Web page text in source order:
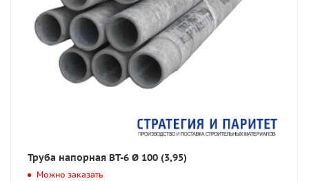
Труба напорная ВТ-6 Ø 100 (3,95)
Можно заказать